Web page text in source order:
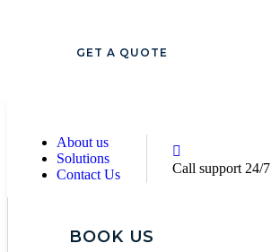
GET A QUOTE
About us
Solutions
Contact Us
Call support 24/7
BOOK US